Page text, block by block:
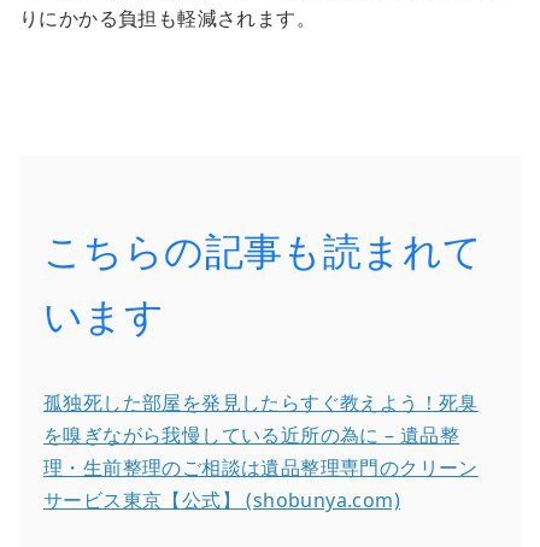
りにかかる負担も軽減されます。
こちらの記事も読まれて
います
孤独死した部屋を発見したらすぐ教えよう！死臭
を嗅ぎながら我慢している近所の為に – 遺品整
理・生前整理のご相談は遺品整理専門のクリーン
サービス東京【公式】 (shobunya.com)